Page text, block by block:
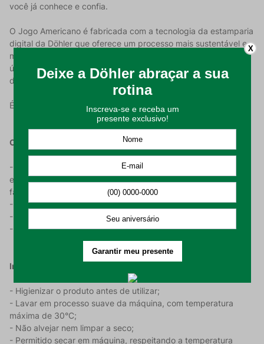
você já conhece e confia.
O Jogo Americano é fabricada com a tecnologia da estamparia
digital da Döhler que oferece um processo mais sustentável e
menos agressiva ao meio ambiente. Sua peça terá uma beleza
única, graças a tecnologia que proporciona uma riqueza de
detalhe no desenho da sua estampa.
É um conjunto com 4 peças medindo 45x31cm cada.
Características do Produto:
- Apresenta a tecnologia Döhler Clean que é uma proteção
especial do produto, que permite que você limpe ele de forma
facilitada, já que ele repele as sujidades;
- Possui em sua composição 50% algodão e 50% poliéster;
- Ideal para mesas de 4 lugares;
- Linda e minimalista estampa com detalhes em Cinza.
Instruções de Lavagem:
- Higienizar o produto antes de utilizar;
- Lavar em processo suave da máquina, com temperatura
máxima de 30°C;
- Não alvejar nem limpar a seco;
- Permitido secar em máquina, respeitando a temperatura
X